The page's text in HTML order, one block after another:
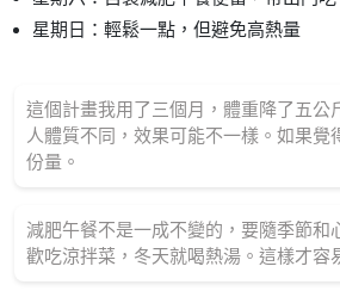
星期日：輕鬆一點，但避免高熱量
這個計畫我用了三個月，體重降了五公
人體質不同，效果可能不一樣。如果覺
份量。
減肥午餐不是一成不變的，要隨季節和
歡吃涼拌菜，冬天就喝熱湯。這樣才容